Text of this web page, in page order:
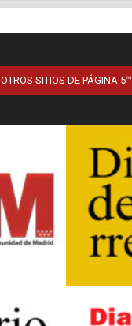
OTROS SITIOS DE PÁGINA 5™